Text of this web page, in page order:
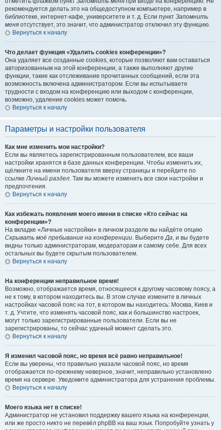
рекомендуется делать это на общедоступном компьютере, например в
библиотеке, интернет-кафе, университете и т. д. Если пункт Запомнить
меня отсутствует, это значит, что администратор отключил эту функцию.
Вернуться к началу
Что делает функция «Удалить cookies конференции»?
Она удаляет все созданные cookies, которые позволяют вам оставаться
авторизованным на этой конференции, а также выполняют другие
функции, такие как отслеживание прочитанных сообщений, если эта
возможность включена администратором. Если вы испытываете
трудности с входом на конференцию или выходом с конференции,
возможно, удаление cookies может помочь.
Вернуться к началу
Параметры и настройки пользователя
Как мне изменить мои настройки?
Если вы являетесь зарегистрированным пользователем, все ваши
настройки хранятся в базе данных конференции. Чтобы изменить их,
щёлкните на имени пользователя вверху страницы и перейдите по
ссылкеЛичный раздел. Там вы можете изменить все свои настройки и
предпочтения.
Вернуться к началу
Как избежать появления моего имени в списке «Кто сейчас на
конференции»?
На вкладке «Личные настройки» в личном разделе вы найдёте опцию
Скрывать моё пребывание на конференции. ВыберитеДа, и вы будете
видны только администраторам, модераторам и самому себе. Для всех
остальных вы будете скрытым пользователем.
Вернуться к началу
На конференции неправильное время!
Возможно, отображается время, относящееся к другому часовому поясу, а
не к тому, в котором находитесь вы. В этом случае измените в личных
настройках часовой пояс на тот, в котором вы находитесь: Москва, Киев и
т. д. Учтите, что изменять часовой пояс, как и большинство настроек,
могут только зарегистрированные пользователи. Если вы не
зарегистрированы, то сейчас удачный момент сделать это.
Вернуться к началу
Я изменил часовой пояс, но время всё равно неправильное!
Если вы уверены, что правильно указали часовой пояс, но время
отображается по-прежнему неверное, значит, неправильно установлено
время на сервере. Уведомите администратора для устранения проблемы.
Вернуться к началу
Моего языка нет в списке!
Администратор не установил поддержку вашего языка на конференции,
или же просто никто не перевёл phpBB на ваш язык. Попробуйте узнать у